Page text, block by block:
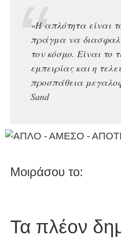
«Η απλότητα είναι
πράγμα να
τον κόσμο. Είναι το
εμπειρίας και η
προσπάθεια
Sand
Μοιράσου το:
Τα πλέον